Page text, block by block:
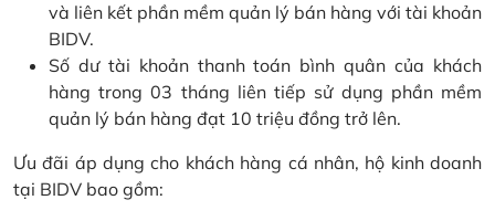
và liên kết phần mềm quản lý bán hàng với tài khoản
BIDV.
Số dư tài khoản thanh toán bình quân của khách
hàng trong 03 tháng liên tiếp sử dụng phần mềm
quản lý bán hàng đạt 10 triệu đồng trở lên.
Ưu đãi áp dụng cho khách hàng cá nhân, hộ kinh doanh
tại BIDV bao gồm: